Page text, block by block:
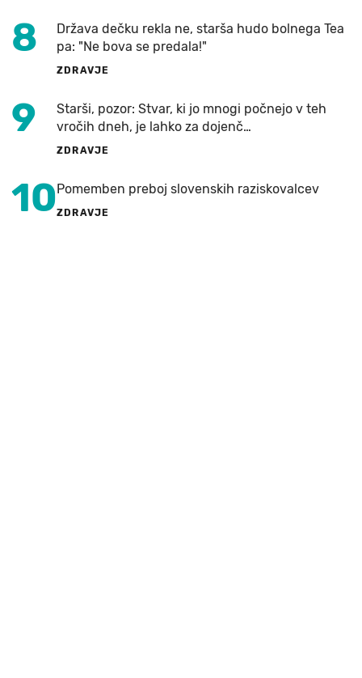
8
Država dečku rekla ne, starša hudo bolnega Tea
pa: "Ne bova se predala!"
ZDRAVJE
9
Starši, pozor: Stvar, ki jo mnogi počnejo v teh
vročih dneh, je lahko za dojenč…
ZDRAVJE
10Pomemben preboj slovenskih raziskovalcev
ZDRAVJE